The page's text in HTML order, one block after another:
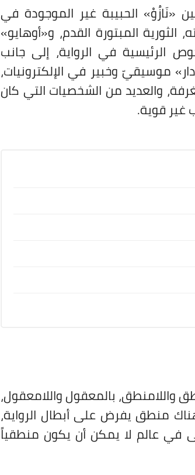
«نَازُوْ» الحبيبة غير الموجودة في
الثورية المبتورة القدم، و«أوهايو»
الرئيسية في الرواية، إلى جانب
موسيقيّ وخبير في الإلكترونيات،
والعديد من الشخصيات التي كان
غير قوية.
واللامنطق، بالمعقول واللامعقول،
منطق يفرض على أبطال الرواية،
في عالم لا يمكن أن يكون منطقياً